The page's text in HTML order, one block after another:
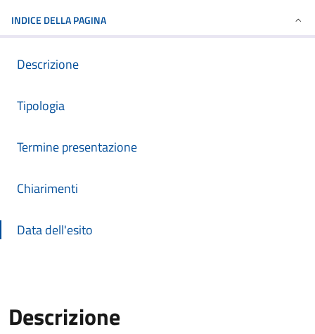
INDICE DELLA PAGINA
Descrizione
Tipologia
Termine presentazione
Chiarimenti
Data dell'esito
Descrizione